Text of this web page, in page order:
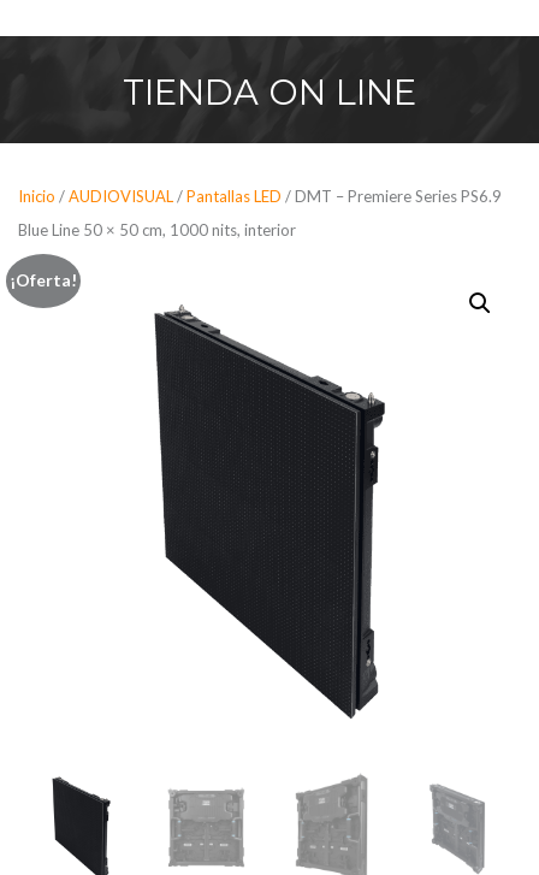
TIENDA ON LINE
Inicio /AUDIOVISUAL/Pantallas LED / DMT – Premiere Series PS6.9
Blue Line 50 × 50 cm, 1000 nits, interior
¡Oferta!